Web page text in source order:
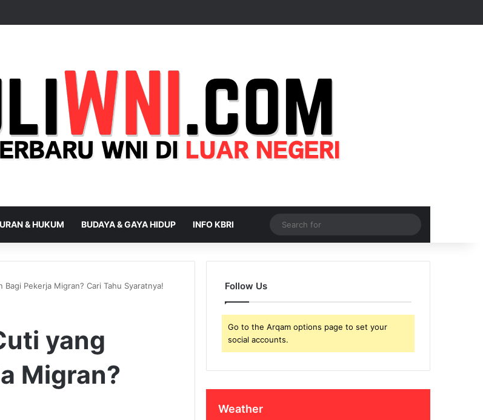
& HUKUM BUDAYA & GAYA HIDUP INFO KBRI
for
Bagi Pekerja Migran? Cari Tahu Syaratnya!
yang
Migran?
Follow Us
Go to the Arqam options page to set your
social accounts.
Weather